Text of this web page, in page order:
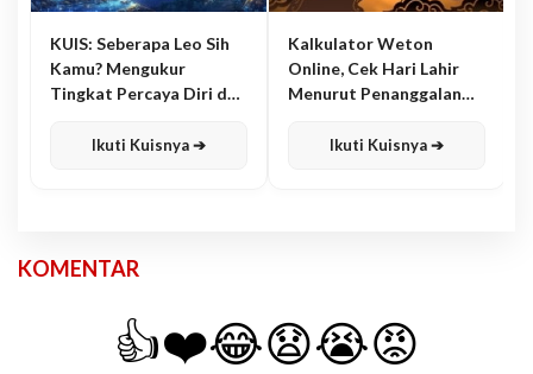
KUIS: Seberapa Leo Sih
Kamu? Mengukur
Tingkat Percaya Diri dan
Ikuti Kuisnya ➔
Kalkulator Weton
Online, Cek Hari Lahir
Menurut Penanggalan
Ikuti Kuisnya ➔
KOMENTAR
👍❤️😂😧😭😡